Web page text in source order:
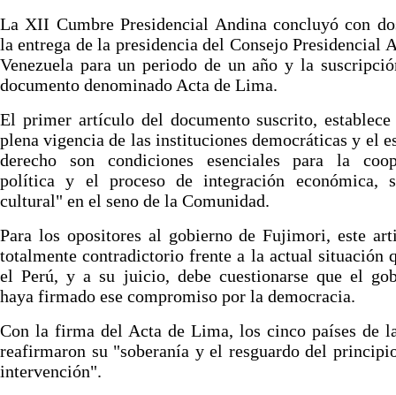
La XII Cumbre Presidencial Andina concluyó con
la entrega de la presidencia del Consejo Presidencial
Venezuela para un periodo de un año y la
documento denominado Acta de Lima.
El primer artículo del documento suscrito,
plena vigencia de las instituciones democráticas y el
derecho son condiciones esenciales para la
política y el proceso de integración económica,
cultural" en el seno de la Comunidad.
Para los opositores al gobierno de Fujimori, este
totalmente contradictorio frente a la actual situación
el Perú, y a su juicio, debe cuestionarse que el
haya firmado ese compromiso por la democracia.
Con la firma del Acta de Lima, los cinco países de
reafirmaron su "soberanía y el resguardo del
intervención".